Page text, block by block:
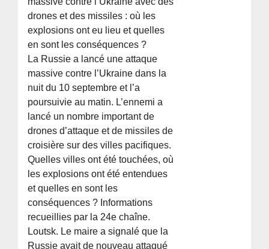
drones et des missiles : où les
explosions ont eu lieu et quelles
en sont les conséquences ?
La Russie a lancé une attaque
massive contre l’Ukraine dans la
nuit du 10 septembre et l’a
poursuivie au matin. L’ennemi a
lancé un nombre important de
drones d’attaque et de missiles de
croisière sur des villes pacifiques.
Quelles villes ont été touchées, où
les explosions ont été entendues
et quelles en sont les
conséquences ? Informations
recueillies par la 24e chaîne.
Loutsk. Le maire a signalé que la
Russie avait de nouveau attaqué